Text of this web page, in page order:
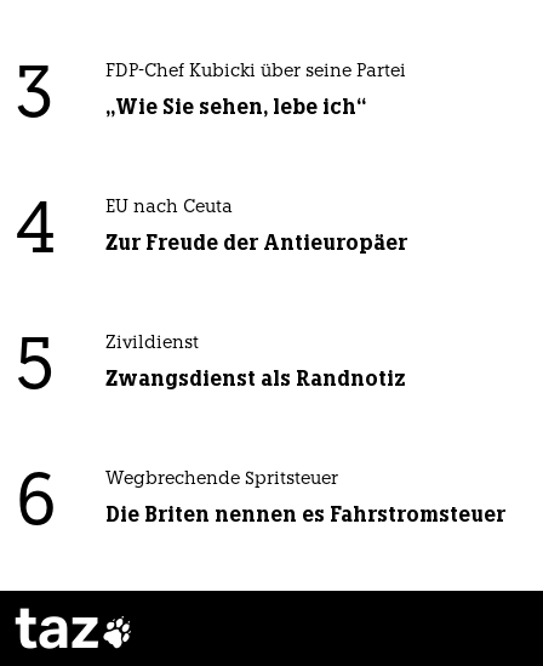
3 FDP-Chef Kubicki über seine Partei
„Wie Sie sehen, lebe ich“
4 EU nach Ceuta
Zur Freude der Antieuropäer
5 Zivildienst
Zwangsdienst als Randnotiz
6 Wegbrechende Spritsteuer
Die Briten nennen es Fahrstromsteuer
taz